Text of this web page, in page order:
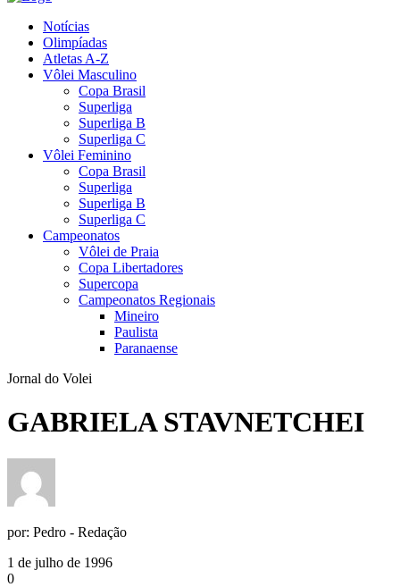
Notícias
Olimpíadas
Atletas A-Z
Vôlei Masculino
Copa Brasil
Superliga
Superliga B
Superliga C
Vôlei Feminino
Copa Brasil
Superliga
Superliga B
Superliga C
Campeonatos
Vôlei de Praia
Copa Libertadores
Supercopa
Campeonatos Regionais
Mineiro
Paulista
Paranaense
Jornal do Volei
GABRIELA STAVNETCHEI
por: Pedro - Redação
1 de julho de 1996
0